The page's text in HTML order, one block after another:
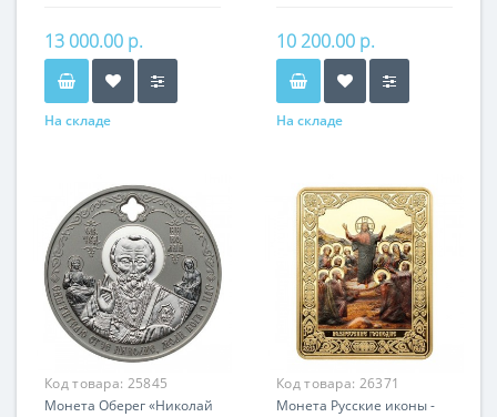
13 000.00 р.
На складе
10 200.00 р.
На складе
Код товара: 25845
Монета Оберег «Николай
Код товара: 26371
Монета Русские иконы -